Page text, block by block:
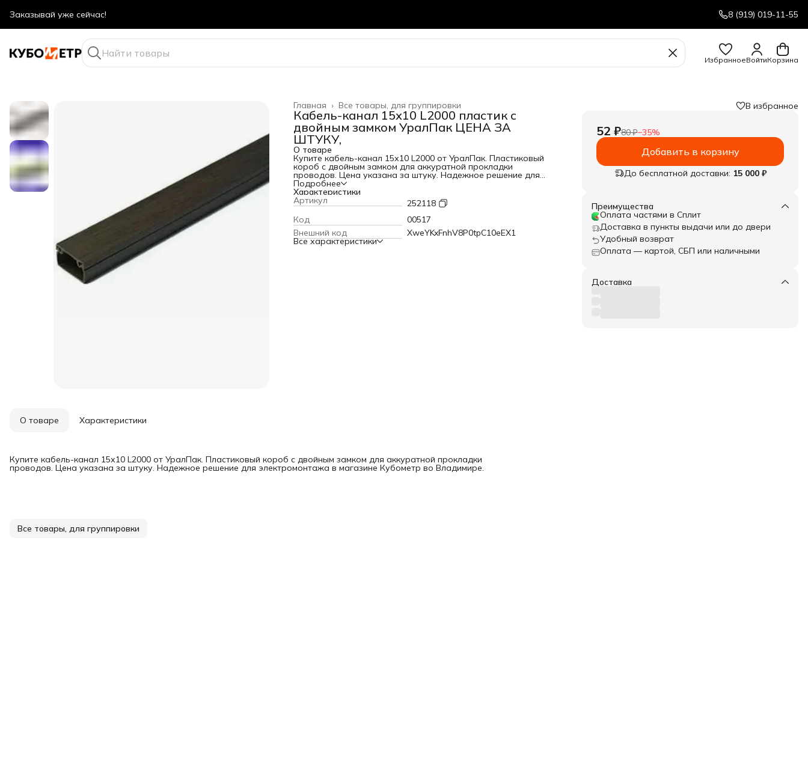
Оптовые цены даже для физ. лиц 8 (919) 019-11-55
ИзбранноеВойтиКорзина
Все товары, для группировки
Главная ›
Кабель-канал 15х10 L2000 пластик с
двойным замком УралПак ЦЕНА ЗА
ШТУКУ,
О товаре
Купите кабель-канал 15х10 L2000 от УралПак. Пластиковый
короб с двойным замком для аккуратной прокладки
проводов. Цена указана за штуку. Надежное решение для
электромонтажа в магазине Кубометр во Владимире.
Подробнее
Характеристики
Артикул
252118
Код
00517
Внешний код
XweYKxFnhV8P0tpC10eEX1
Все характеристики
В избранное
52 ₽80 ₽−35%
Добавить в корзину
До бесплатной доставки: 15 000 ₽
Преимущества
Оплата частями в Сплит
Доставка в пункты выдачи или до двери
Удобный возврат
Оплата — картой, СБП или наличными
Доставка
О товаре Характеристики
Купите кабель-канал 15х10 L2000 от УралПак. Пластиковый короб с двойным замком для аккуратной прокладки
проводов. Цена указана за штуку. Надежное решение для электромонтажа в магазине Кубометр во Владимире.
Все товары, для группировки